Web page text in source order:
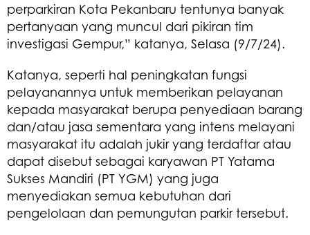
perparkiran Kota Pekanbaru tentunya banyak
pertanyaan yang muncul dari pikiran tim
investigasi Gempur,” katanya, Selasa (9/7/24).
Katanya, seperti hal peningkatan fungsi
pelayanannya untuk memberikan pelayanan
kepada masyarakat berupa penyediaan barang
dan/atau jasa sementara yang intens melayani
masyarakat itu adalah jukir yang terdaftar atau
dapat disebut sebagai karyawan PT Yatama
Sukses Mandiri (PT YGM) yang juga
menyediakan semua kebutuhan dari
pengelolaan dan pemungutan parkir tersebut.